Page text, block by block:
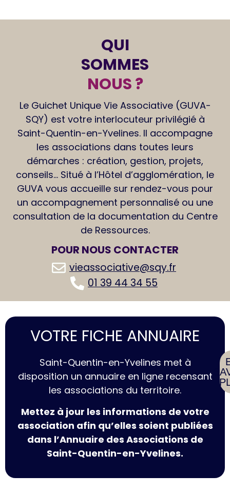
Le Guichet Unique Vie Associative (GUVA-
SQY) est votre interlocuteur privilégié à
Saint-Quentin-en-Yvelines. Il accompagne
les associations dans toutes leurs
démarches : création, gestion, projets,
conseils… Situé à l’Hôtel d’agglomération, le
GUVA vous accueille sur rendez-vous pour
un accompagnement personnalisé ou une
consultation de la documentation du Centre
de Ressources.
POUR NOUS CONTACTER
vieassociative@sqy.fr
01 39 44 34 55
QUI
SOMMES
NOUS ?
VOTRE FICHE ANNUAIRE
Saint-Quentin-en-Yvelines met à
disposition un annuaire en ligne recensant
les associations du territoire.
Mettez à jour les informations de votre
association afin qu’elles soient publiées
dans l’Annuaire des Associations de
Saint-Quentin-en-Yvelines.